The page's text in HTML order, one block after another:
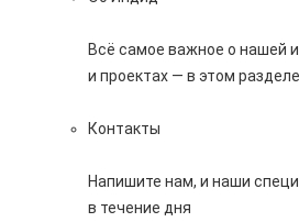
Всё самое важное о нашей
и проектах — в этом разделе
Контакты
Напишите нам, и наши
в течение дня